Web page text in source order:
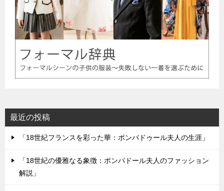
最近の投稿
「18世紀フランスを彩った華：ポンパドゥール夫人の生涯」
「18世紀の優雅なる象徴：ポンパドール夫人のファッション
解説」